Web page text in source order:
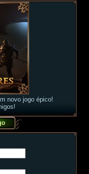
novo jogo épico!